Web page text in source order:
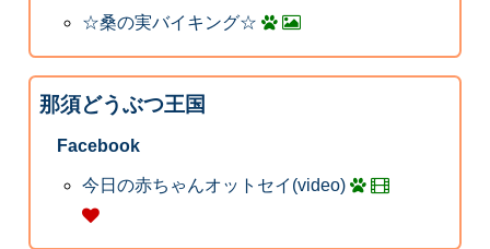
☆桑の実バイキング☆
那須どうぶつ王国
Facebook
今日の赤ちゃんオットセイ(video)